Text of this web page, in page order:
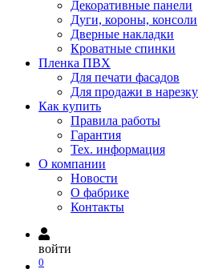
Декоративные панели
Дуги, короны, консоли
Дверные накладки
Кроватные спинки
Пленка ПВХ
Для печати фасадов
Для продажи в нарезку
Как купить
Правила работы
Гарантия
Тех. информация
О компании
Новости
О фабрике
Контакты
войти
0